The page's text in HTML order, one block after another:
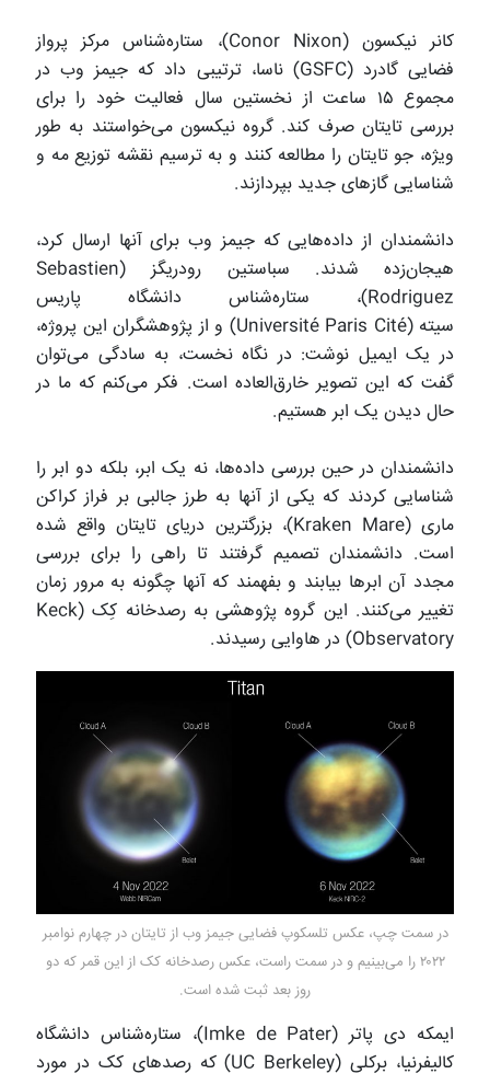
کانر نیکسون (Conor Nixon)، ستاره‌شناس مرکز پرواز
فضایی گادرد (GSFC) ناسا، ترتیبی داد که جیمز وب در
مجموع ۱۵ ساعت از نخستین سال فعالیت خود را برای
بررسی تایتان صرف کند. گروه نیکسون می‌خواستند به طور
ویژه، جو تایتان را مطالعه کنند و به ترسیم نقشه توزیع مه و
شناسایی گازهای جدید بپردازند.
دانشمندان از داده‌هایی که جیمز وب برای آنها ارسال کرد،
هیجان‌زده شدند. سباستین رودریگز (Sebastien
Rodriguez)، ستاره‌شناس دانشگاه پاریس
سیته (Université Paris Cité) و از پژوهشگران این پروژه،
در یک ایمیل نوشت: در نگاه نخست، به سادگی می‌توان
گفت که این تصویر خارق‌العاده است. فکر می‌کنم که ما در
حال دیدن یک ابر هستیم.
دانشمندان در حین بررسی داده‌ها، نه یک ابر، بلکه دو ابر را
شناسایی کردند که یکی از آنها به طرز جالبی بر فراز کراکن
ماری (Kraken Mare)، بزرگترین دریای تایتان واقع شده
است. دانشمندان تصمیم گرفتند تا راهی را برای بررسی
مجدد آن ابرها بیابند و بفهمند که آنها چگونه به مرور زمان
تغییر می‌کنند. این گروه پژوهشی به رصدخانه کِک (Keck
Observatory) در هاوایی رسیدند.
در سمت چپ، عکس تلسکوپ فضایی جیمز وب از تایتان در چهارم نوامبر
۲۰۲۲ را می‌بینیم و در سمت راست، عکس رصدخانه کک از این قمر که دو
روز بعد ثبت شده است.
ایمکه دی پاتر (Imke de Pater)، ستاره‌شناس دانشگاه
کالیفرنیا، برکلی (UC Berkeley) که رصدهای کک در مورد